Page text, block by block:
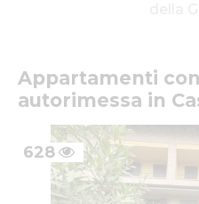
Appartamenti
autorimessa in
628